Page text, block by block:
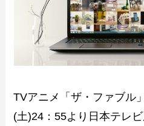
TVアニメ「ザ・ファブル
(土)24：55より日本テレ